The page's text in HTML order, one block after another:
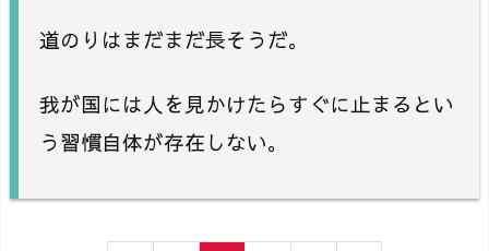
道のりはまだまだ長そうだ。
我が国には人を見かけたらすぐに止まるとい
う習慣自体が存在しない。